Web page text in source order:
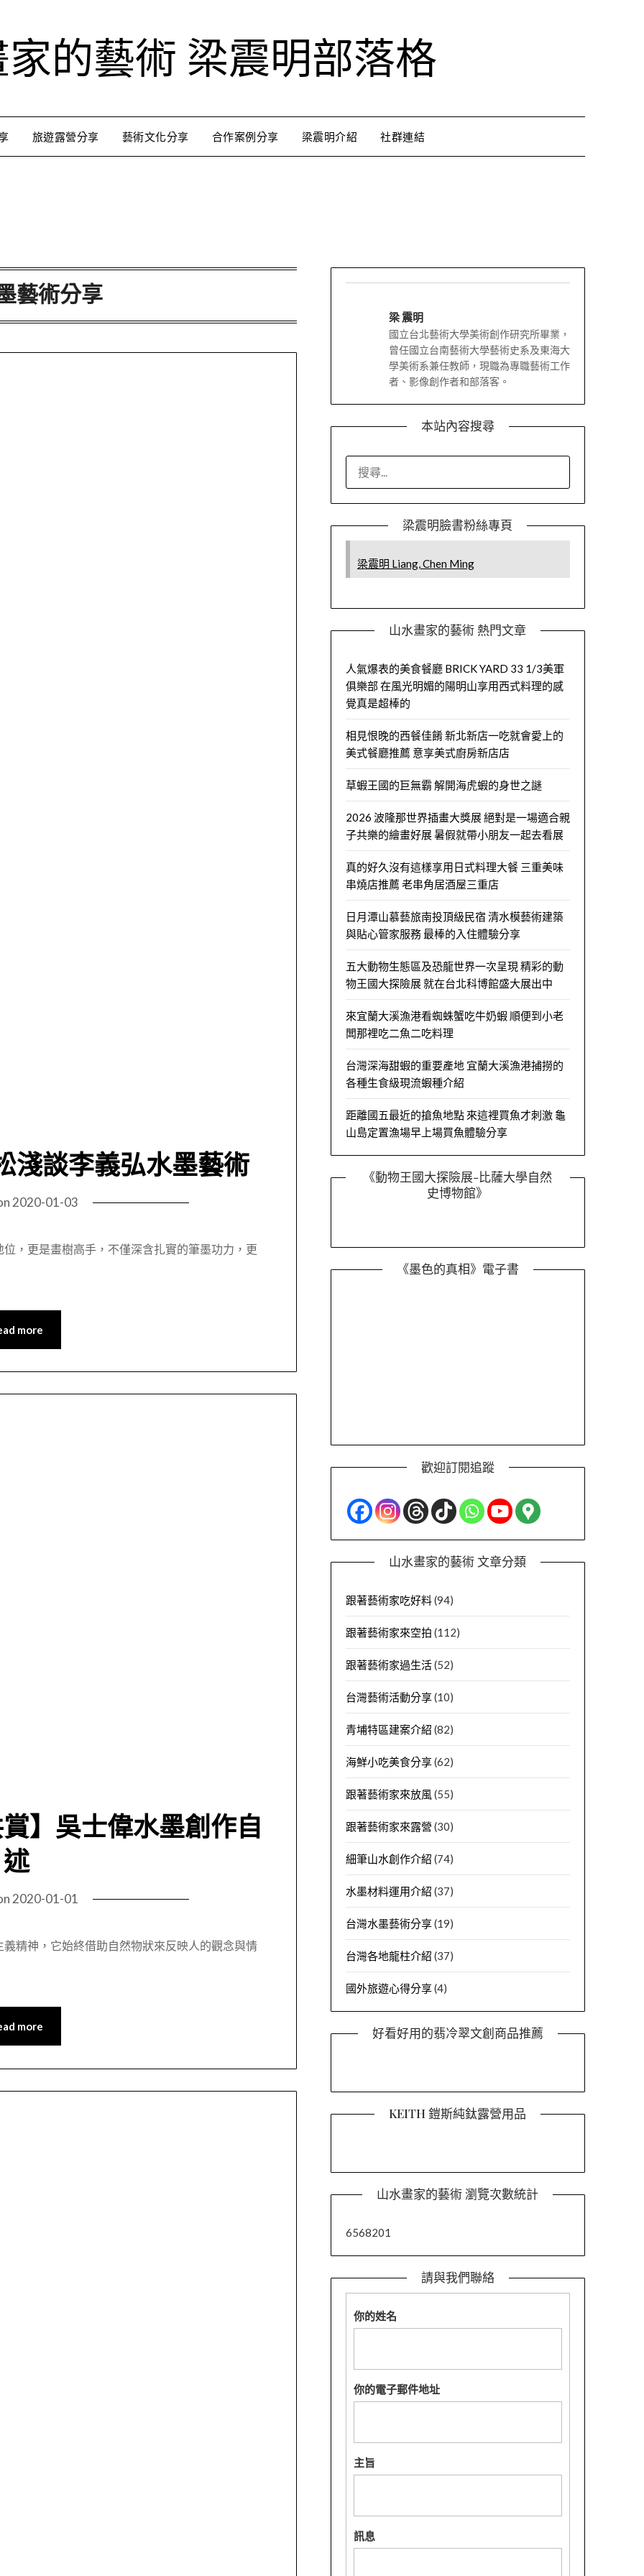
的藝術 梁震明部落格
旅遊露營分享 藝術文化分享 合作案例分享 梁震明介紹 社群連結
藝術分享
淺談李義弘水墨藝術
2020-01-03
，更是畫樹高手，不僅深含扎實的筆墨功力，更
more
】吳士偉水墨創作自
述
2020-01-01
精神，它始終借助自然物狀來反映人的觀念與情
more
梁 震明
國立台北藝術大學美術創作研究所畢業，
曾任國立台南藝術大學藝術史系及東海大
學美術系兼任教師，現職為專職藝術工作
者、影像創作者和部落客。
本站內容搜尋
梁震明臉書粉絲專頁
梁震明 Liang, Chen Ming
山水畫家的藝術 熱門文章
人氣爆表的美食餐廳 BRICK YARD 33 1/3美軍
俱樂部 在風光明媚的陽明山享用西式料理的感
覺真是超棒的
相見恨晚的西餐佳餚 新北新店一吃就會愛上的
美式餐廳推薦 意享美式廚房新店店
草蝦王國的巨無霸 解開海虎蝦的身世之謎
2026 波隆那世界插畫大獎展 絕對是一場適合親
子共樂的繪畫好展 暑假就帶小朋友一起去看展
真的好久沒有這樣享用日式料理大餐 三重美味
串燒店推薦 老串角居酒屋三重店
日月潭山慕藝旅南投頂級民宿 清水模藝術建築
與貼心管家服務 最棒的入住體驗分享
五大動物生態區及恐龍世界一次呈現 精彩的動
物王國大探險展 就在台北科博館盛大展出中
來宜蘭大溪漁港看蜘蛛蟹吃牛奶蝦 順便到小老
闆那裡吃二魚二吃料理
台灣深海甜蝦的重要產地 宜蘭大溪漁港捕撈的
各種生食級現流蝦種介紹
距離國五最近的搶魚地點 來這裡買魚才刺激 龜
山島定置漁場早上場買魚體驗分享
《動物王國大探險展-比薩大學自然
史博物館》
《墨色的真相》電子書
歡迎訂閱追蹤
山水畫家的藝術 文章分類
跟著藝術家吃好料(94)
跟著藝術家來空拍 (112)
跟著藝術家過生活(52)
台灣藝術活動分享 (10)
青埔特區建案介紹 (82)
海鮮小吃美食分享 (62)
跟著藝術家來放風 (55)
跟著藝術家來露營 (30)
細筆山水創作介紹 (74)
水墨材料運用介紹 (37)
台灣水墨藝術分享 (19)
台灣各地龍柱介紹 (37)
國外旅遊心得分享 (4)
好看好用的翡冷翠文創商品推薦
KEITH 鎧斯純鈦露營用品
山水畫家的藝術 瀏覽次數統計
6568201
請與我們聯絡
你的姓名
你的電子郵件地址
主旨
訊息